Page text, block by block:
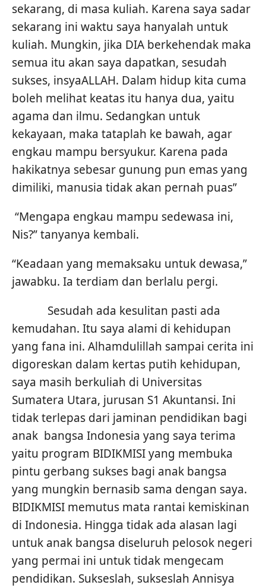
sekarang, di masa kuliah. Karena saya sadar
sekarang ini waktu saya hanyalah untuk
kuliah. Mungkin, jika DIA berkehendak maka
semua itu akan saya dapatkan, sesudah
sukses, insyaALLAH. Dalam hidup kita cuma
boleh melihat keatas itu hanya dua, yaitu
agama dan ilmu. Sedangkan untuk
kekayaan, maka tataplah ke bawah, agar
engkau mampu bersyukur. Karena pada
hakikatnya sebesar gunung pun emas yang
dimiliki, manusia tidak akan pernah puas”
“Mengapa engkau mampu sedewasa ini,
Nis?” tanyanya kembali.
“Keadaan yang memaksaku untuk dewasa,”
jawabku. Ia terdiam dan berlalu pergi.
Sesudah ada kesulitan pasti ada
kemudahan. Itu saya alami di kehidupan
yang fana ini. Alhamdulillah sampai cerita ini
digoreskan dalam kertas putih kehidupan,
saya masih berkuliah di Universitas
Sumatera Utara, jurusan S1 Akuntansi. Ini
tidak terlepas dari jaminan pendidikan bagi
anak bangsa Indonesia yang saya terima
yaitu program BIDIKMISI yang membuka
pintu gerbang sukses bagi anak bangsa
yang mungkin bernasib sama dengan saya.
BIDIKMISI memutus mata rantai kemiskinan
di Indonesia. Hingga tidak ada alasan lagi
untuk anak bangsa diseluruh pelosok negeri
yang permai ini untuk tidak mengecam
pendidikan. Sukseslah, sukseslah Annisya